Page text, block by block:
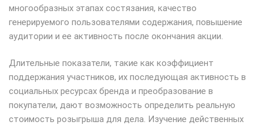
многообразных этапах состязания, качество
генерируемого пользователями содержания, повышение
аудитории и ее активность после окончания акции.
Длительные показатели, такие как коэффициент
поддержания участников, их последующая активность в
социальных ресурсах бренда и преобразование в
покупатели, дают возможность определить реальную
стоимость розыгрыша для дела. Изучение действенных